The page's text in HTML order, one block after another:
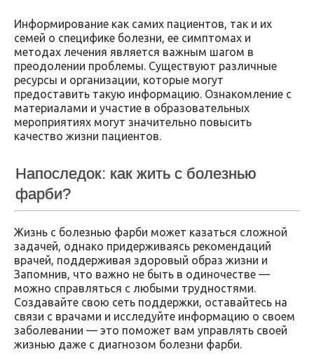
Информирование как самих пациентов, так и их
семей о специфике болезни, ее симптомах и
методах лечения является важным шагом в
преодолении проблемы. Существуют различные
ресурсы и организации, которые могут
предоставить такую информацию. Ознакомление с
материалами и участие в образовательных
мероприятиях могут значительно повысить
качество жизни пациентов.
Напоследок: как жить с болезнью
фарби?
Жизнь с болезнью фарби может казаться сложной
задачей, однако придерживаясь рекомендаций
врачей, поддерживая здоровый образ жизни и
Запомнив, что важно не быть в одиночестве —
можно справляться с любыми трудностями.
Создавайте свою сеть поддержки, оставайтесь на
связи с врачами и исследуйте информацию о своем
заболевании — это поможет вам управлять своей
жизнью даже с диагнозом болезни фарби.